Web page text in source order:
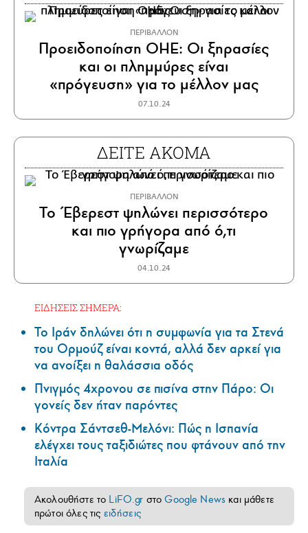
ΠΕΡΙΒΑΛΛΟΝ
Προειδοποίηση ΟΗΕ: Οι ξηρασίες
και οι πλημμύρες είναι
«πρόγευση» για το μέλλον μας
07.10.24
ΔΕΙΤΕ ΑΚΟΜΑ
ΠΕΡΙΒΑΛΛΟΝ
Το Έβερεστ ψηλώνει περισσότερο
και πιο γρήγορα από ό,τι
γνωρίζαμε
04.10.24
ΕΙΔΗΣΕΙΣ ΣΗΜΕΡΑ:
Το Ιράν δηλώνει ότι η συμφωνία για τα Στενά
του Ορμούζ είναι κοντά, αλλά δεν αρκεί για
να ανοίξει η θαλάσσια οδός
Πνιγμός 4χρονου σε πισίνα στην Πάρο: Οι
γονείς δεν ήταν παρόντες
Κόντρα Σάντσεθ-Μελόνι: Πώς η Ισπανία
ελέγχει τους ταξιδιώτες που φτάνουν από την
Ιταλία
Ακολουθήστε το LiFO.gr στοGoogle News και μάθετε
πρώτοι όλες τις ειδήσεις